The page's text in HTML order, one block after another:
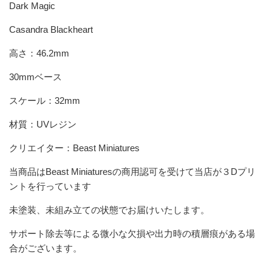
Dark Magic
Casandra Blackheart
高さ：46.2mm
30mmベース
スケール：32mm
材質：UVレジン
クリエイター：Beast Miniatures
当商品はBeast Miniaturesの商用認可を受けて当店が３Dプリ
ントを行っています
未塗装、未組み立ての状態でお届けいたします。
サポート除去等による微小な欠損や出力時の積層痕がある場
合がございます。